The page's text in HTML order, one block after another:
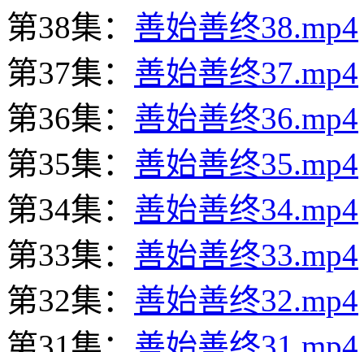
第38集： 善始善终38.mp4
第37集： 善始善终37.mp4
第36集： 善始善终36.mp4
第35集： 善始善终35.mp4
第34集： 善始善终34.mp4
第33集： 善始善终33.mp4
第32集： 善始善终32.mp4